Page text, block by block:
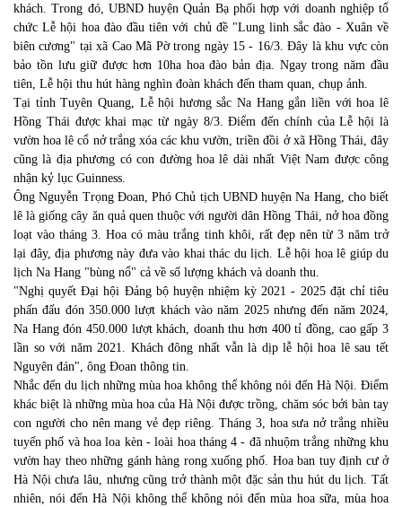
khách. Trong đó, UBND huyện Quản Bạ phối hợp với doanh nghiệp tổ
chức Lễ hội hoa đào đầu tiên với chủ đề "Lung linh sắc đào - Xuân về
biên cương" tại xã Cao Mã Pờ trong ngày 15 - 16/3. Đây là khu vực còn
bảo tồn lưu giữ được hơn 10ha hoa đào bản địa. Ngay trong năm đầu
tiên, Lễ hội thu hút hàng nghìn đoàn khách đến tham quan, chụp ảnh.
Tại tỉnh Tuyên Quang, Lễ hội hương sắc Na Hang gắn liền với hoa lê
Hồng Thái được khai mạc từ ngày 8/3. Điểm đến chính của Lễ hội là
vườn hoa lê cổ nở trắng xóa các khu vườn, triền đồi ở xã Hồng Thái, đây
cũng là địa phương có con đường hoa lê dài nhất Việt Nam được công
nhận kỷ lục Guinness.
Ông Nguyễn Trọng Đoan, Phó Chủ tịch UBND huyện Na Hang, cho biết
lê là giống cây ăn quả quen thuộc với người dân Hồng Thái, nở hoa đồng
loạt vào tháng 3. Hoa có màu trắng tinh khôi, rất đẹp nên từ 3 năm trở
lại đây, địa phương này đưa vào khai thác du lịch. Lễ hội hoa lê giúp du
lịch Na Hang "bùng nổ" cả về số lượng khách và doanh thu.
"Nghị quyết Đại hội Đảng bộ huyện nhiệm kỳ 2021 - 2025 đặt chỉ tiêu
phấn đấu đón 350.000 lượt khách vào năm 2025 nhưng đến năm 2024,
Na Hang đón 450.000 lượt khách, doanh thu hơn 400 tỉ đồng, cao gấp 3
lần so với năm 2021. Khách đông nhất vẫn là dịp lễ hội hoa lê sau tết
Nguyên đán", ông Đoan thông tin.
Nhắc đến du lịch những mùa hoa không thể không nói đến Hà Nội. Điểm
khác biệt là những mùa hoa của Hà Nội được trồng, chăm sóc bởi bàn tay
con người cho nên mang vẻ đẹp riêng. Tháng 3, hoa sưa nở trắng nhiều
tuyến phố và hoa loa kèn - loài hoa tháng 4 - đã nhuộm trắng những khu
vườn hay theo những gánh hàng rong xuống phố. Hoa ban tuy định cư ở
Hà Nội chưa lâu, nhưng cũng trở thành một đặc sản thu hút du lịch. Tất
nhiên, nói đến Hà Nội không thể không nói đến mùa hoa sữa, mùa hoa